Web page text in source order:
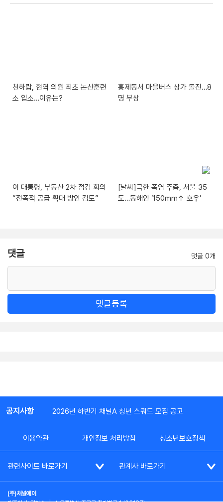
천하람, 현역 의원 최초 논산훈련
소 입소…이유는?
홍제동서 마을버스 상가 돌진…8
명 부상
이 대통령, 부동산 2차 점검 회의
“전폭적 공급 확대 방안 검토”
[날씨]극한 폭염 주춤, 서울 35
도…동해안 ‘150mm↑ 호우’
댓글 댓글 0개
댓글등록
공지사항 2026년 하반기 채널A 청년 스쿼드 모집 공고
이용약관 개인정보 처리방침 청소년보호정책
관련사이트 바로가기 관계사 바로가기
(주)채널에이